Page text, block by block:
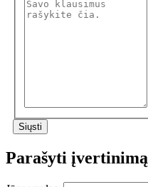
Parašyti įvertinimą